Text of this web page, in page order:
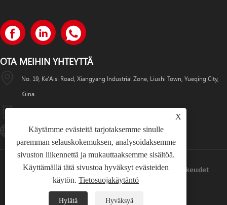
OTA MEIHIN YHTEYTTÄ
No. 19, Ke'Aisi Road, Xiangyang Industrial Zone, Liushi Town, Yueqing City,
Kiina
Lugaoteam@lugaoelectric.com
Copyright © 2023 Lugao Power Co.,Ltd. Kaikki Oikeudet
Pidätetään.
X
Käytämme evästeitä tarjotaksemme sinulle
paremman selauskokemuksen, analysoidaksemme
sivuston liikennettä ja mukauttaaksemme sisältöä.
Käyttämällä tätä sivustoa hyväksyt evästeiden
käytön.Tietosuojakäytäntö
Hylätä Hyväksyä